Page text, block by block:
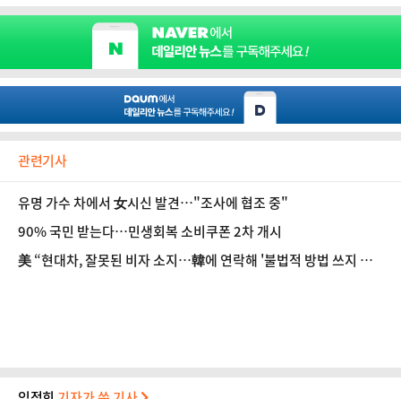
관련기사
유명 가수 차에서 女시신 발견…"조사에 협조 중"
90% 국민 받는다…민생회복 소비쿠폰 2차 개시
美 “현대차, 잘못된 비자 소지…韓에 연락해 '불법적 방법 쓰지 말